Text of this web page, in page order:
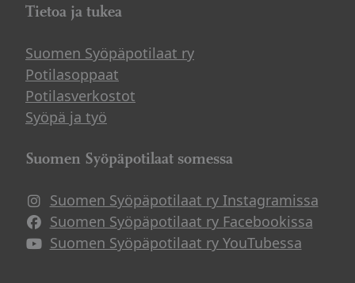
Tietoa ja tukea
Suomen Syöpäpotilaat ry
Potilasoppaat
Potilasverkostot
Syöpä ja työ
Suomen Syöpäpotilaat somessa
Suomen Syöpäpotilaat ry Instagramissa
Suomen Syöpäpotilaat ry Facebookissa
Suomen Syöpäpotilaat ry YouTubessa